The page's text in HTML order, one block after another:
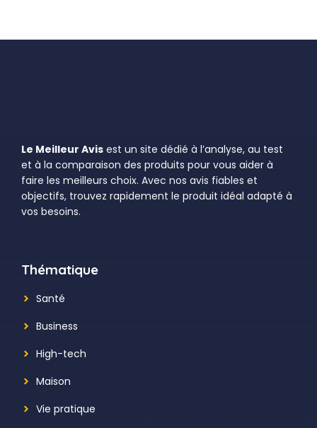
Le Meilleur Avis est un site dédié à l’analyse, au test
et à la comparaison des produits pour vous aider à
faire les meilleurs choix. Avec nos avis fiables et
objectifs, trouvez rapidement le produit idéal adapté à
vos besoins.
Thématique
Santé
Business
High-tech
Maison
Vie pratique